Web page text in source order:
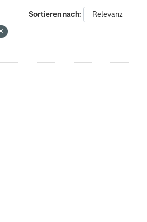
Sortieren nach